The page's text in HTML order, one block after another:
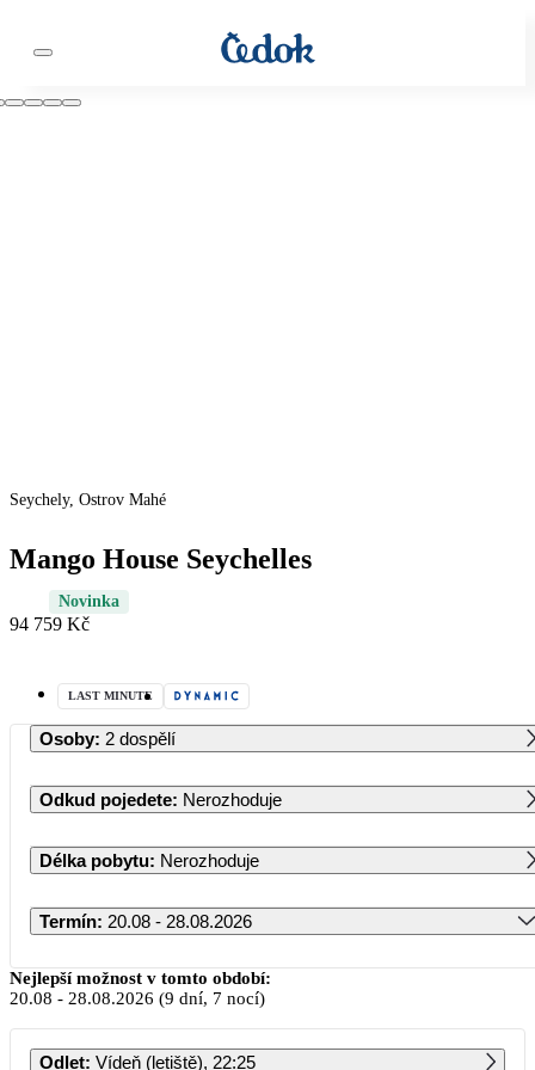
Seychely, Ostrov Mahé
Mango House Seychelles
Novinka
94 759 Kč
LAST MINUTE
Osoby: 2 dospělí
Odkud pojedete: Nerozhoduje
Délka pobytu: Nerozhoduje
Termín: 20.08 - 28.08.2026
Srpen 2026
PO ÚT ST ČT PÁ SO NE
Nejlepší možnost v tomto období:
20.08 - 28.08.2026 (9 dní, 7 nocí)
Odlet: Vídeň (letiště), 22:25